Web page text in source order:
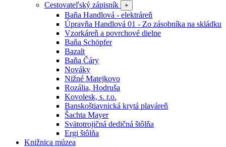
Cestovateľský zápisník
+
Baňa Handlová - elektráreň
Úpravňa Handlová 01 - Zo zásobníka na skládku
Vzorkáreň a povrchové dielne
Baňa Schöpfer
Bazalt
Baňa Čáry
Nováky
Nižné Matejkovo
Rozália, Hodruša
Kovolesk, s. r.o.
Banskoštiavnická krytá plaváreň
Šachta Mayer
Svätotrojičná dedičná štôlňa
Ergi štôlňa
Knižnica múzea